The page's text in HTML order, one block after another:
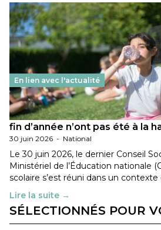
En lien avec l'actualité
Les décisions ministérielles
fin d’année n’ont pas été à la
30 juin 2026 - National
Le 30 juin 2026, le dernier Conseil
Ministériel de l’Éducation nationale
scolaire s’est réuni dans un
Lire la suite →
SÉLECTIONNÉS POUR